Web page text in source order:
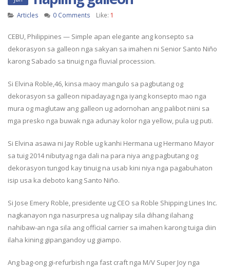
Articles 0 Comments Like:1
CEBU, Philippines — Simple apan elegante ang konsepto sa
dekorasyon sa galleon nga sakyan sa imahen ni Senior Santo Niño
karong Sabado sa tinuig nga fluvial procession.
Si Elvina Roble,46, kinsa maoy mangulo sa pagbutang og
dekorasyon sa galleon nipadayag nga iyang konsepto mao nga
mura og maglutaw ang galleon ug adornohan ang palibot niini sa
mga presko nga buwak nga adunay kolor nga yellow, pula ug puti.
Si Elvina asawa ni Jay Roble ug kanhi Hermana ug Hermano Mayor
sa tuig 2014 nibutyag nga dali na para niya ang pagbutang og
dekorasyon tungod kay tinuig na usab kini niya nga pagabuhaton
isip usa ka deboto kang Santo Niño.
Si Jose Emery Roble, presidente ug CEO sa Roble Shipping Lines Inc.
nagkanayon nga nasurpresa ug nalipay sila dihang ilahang
nahibaw-an nga sila ang official carrier sa imahen karong tuiga diin
ilaha kining gipangandoy ug giampo.
Ang bag-ong gi-refurbish nga fast craft nga M/V Super Joy nga